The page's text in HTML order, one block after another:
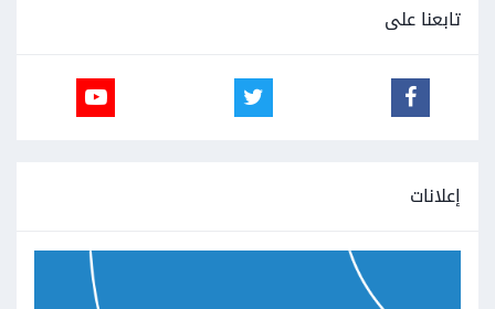
تابعنا على
إعلانات